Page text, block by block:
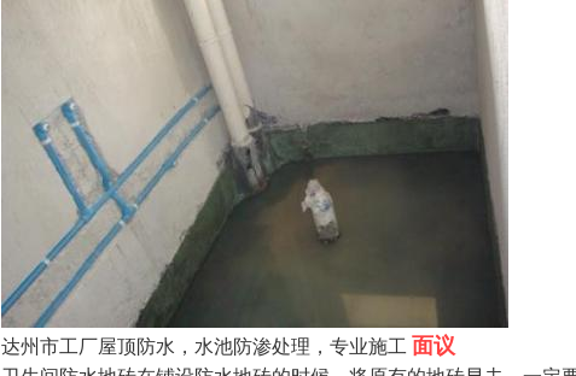
达州市工厂屋顶防水，水池防渗处理，专业施工面议